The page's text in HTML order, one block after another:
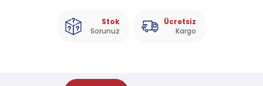
Stok
Sorunuz
Ücretsiz
Kargo